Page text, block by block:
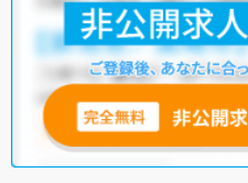
他の条件でも人気の求人がござい
いただくか、お気軽にお問い合わせ
全国の言語聴覚士求人
無料転職支援サービス
にお申し込
グした上で求人をご提案いたします